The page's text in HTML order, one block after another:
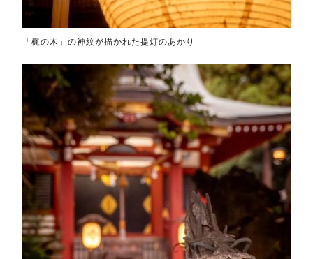
「梶の木」の神紋が描かれた提灯のあかり